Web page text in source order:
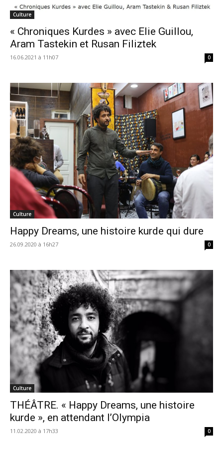
Culture
« Chroniques Kurdes » avec Elie Guillou,
Aram Tastekin et Rusan Filiztek
16.06.2021 à 11h07 0
Culture
Happy Dreams, une histoire kurde qui dure
26.09.2020 à 16h27 0
Culture
THÉÂTRE. « Happy Dreams, une histoire
kurde », en attendant l’Olympia
11.02.2020 à 17h33 0